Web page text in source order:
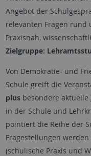
Angebot der
relevanten Fragen rund
Praxisnah,
Zielgruppe:
Von Demokratie- und
Schule greift die
plusbesondere aktuelle
in der Schule und
pointiert die Reihe der
Fragestellungen
(schulische Praxis und